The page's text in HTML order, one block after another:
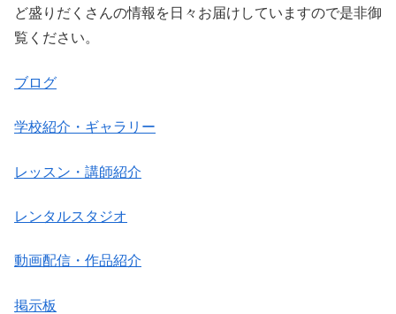
ど盛りだくさんの情報を日々お届けしていますので是非御
覧ください。
ブログ
学校紹介・ギャラリー
レッスン・講師紹介
レンタルスタジオ
動画配信・作品紹介
掲示板